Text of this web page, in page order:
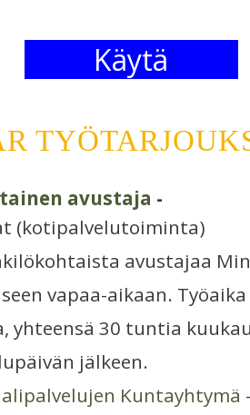
Käytä
avustaja -
(kotipalvelutoiminta)
avustajaa
vapaa-aikaan.
yhteensä 30 tuntia
jälkeen.
Kuntayhtymä